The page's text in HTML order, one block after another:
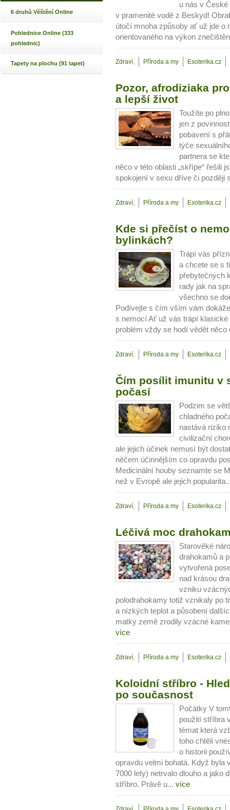
10 tipů
...
Máte pocit, že jste unaveni
Jak mít více energie
Jak být šťastnější
6 druhů Věštění Online
Pohlednice Online (333
pohlednic)
Tapety na plochu (91 tapet)
u nás v
v pramenité vodě z Beskyd!
útočí mnoha způsoby ať už jde o
orientovaného na výkon
Zdraví, Příroda a my Esoterika.cz
Pozor, afrodiziaka
a lepší život
Toužíte po
jen z
pobavení s
týče
partnera se
něco v této oblasti „skřípe“ řešili
spokojení v sexu dříve či později
Zdraví, Příroda a my Esoterika.cz
Kde si přečíst o
bylinkách?
Trápí vás
a chcete se s
přebytečných
rady jak na
všechno se
Podívejte s čím vším vám
s nemocí Ať už vás trápí
problém vždy se hodí vědět něco
Zdraví, Příroda a my Esoterika.cz
Čím posílit imunitu v
počasí
Podzim se
chladného
nastává riziko
civilizační
ale jejich účinek nemusí být
něčem účinnějším co opravdu
Medicinální houby seznamte se
než v Evropě ale jejich
Zdraví, Příroda a my Esoterika.cz
Léčivá moc
Starověké
drahokamů a
vytvořená
nad krásou
vzniku
polodrahokamy totiž vznikaly po
a nízkých teplot a působení
matky země zrodily vzácné
více
Zdraví, Příroda a my Esoterika.cz
Koloidní stříbro -
po současnost
Počátky V
použití stříbra
témat která
toho chtěli
o historii
opravdu velmi bohatá. Když byla
7000 lety) netrvalo dlouho a jako
stříbro. Právě u... více